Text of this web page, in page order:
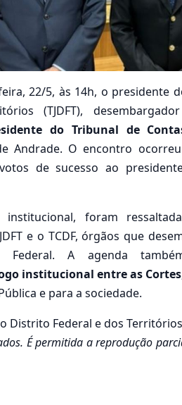
22/5, às 14h, o presidente
(TJDFT),
do Tribunal de
Andrade. O encontro
de sucesso ao
foram
e o TCDF, órgãos que
A agenda
institucional entre as Cortes
e para a sociedade.
Distrito Federal e dos Territórios
É permitida a reprodução